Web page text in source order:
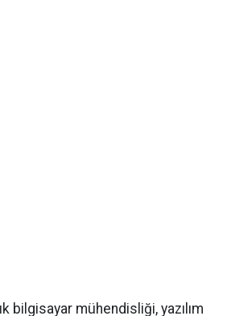
bilgisayar mühendisliği, yazılım